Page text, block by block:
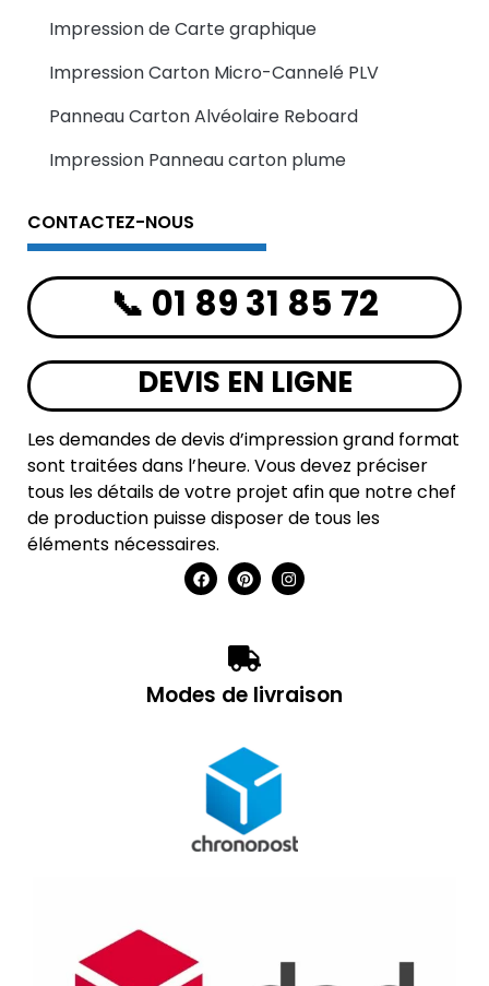
Impression de Carte graphique
Impression Carton Micro-Cannelé PLV
Panneau Carton Alvéolaire Reboard
Impression Panneau carton plume
CONTACTEZ-NOUS
📞 01 89 31 85 72
DEVIS EN LIGNE
Les demandes de devis d’impression grand format
sont traitées dans l’heure. Vous devez préciser
tous les détails de votre projet afin que notre chef
de production puisse disposer de tous les
éléments nécessaires.
Modes de livraison